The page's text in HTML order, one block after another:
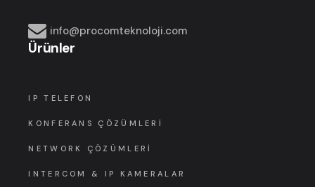
info@procomteknoloji.com
Ürünler
IP TELEFON
KONFERANS ÇÖZÜMLERI
NETWORK ÇÖZÜMLERI
INTERCOM & IP KAMERALAR